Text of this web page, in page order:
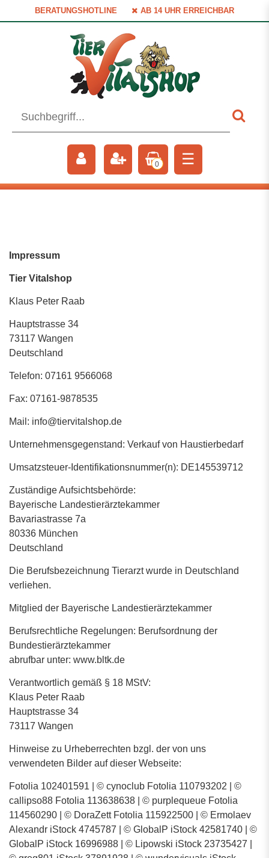
BERATUNGSHOTLINE AB 14 UHR ERREICHBAR
0 ☰
Impressum
Tier Vitalshop
Klaus Peter Raab
Hauptstrasse 34
73117 Wangen
Deutschland
Telefon: 07161 9566068
Fax: 07161-9878535
Mail: info@tiervitalshop.de
Unternehmensgegenstand: Verkauf von Haustierbedarf
Umsatzsteuer-Identifikationsnummer(n): DE145539712
Zuständige Aufsichtsbehörde:
Bayerische Landestierärztekammer
Bavariastrasse 7a
80336 München
Deutschland
Die Berufsbezeichnung Tierarzt wurde in Deutschland
verliehen.
Mitglied der Bayerische Landestierärztekammer
Berufsrechtliche Regelungen: Berufsordnung der
Bundestierärztekammer
abrufbar unter: www.bltk.de
Verantwortlich gemäß § 18 MStV:
Klaus Peter Raab
Hauptstrasse 34
73117 Wangen
Hinweise zu Urheberrechten bzgl. der von uns
verwendeten Bilder auf dieser Webseite:
Fotolia 102401591 | © cynoclub Fotolia 110793202 | ©
callipso88 Fotolia 113638638 | © purplequeue Fotolia
114560290 | © DoraZett Fotolia 115922500 | © Ermolaev
Alexandr iStock 4745787 | © GlobalP iStock 42581740 | ©
GlobalP iStock 16996988 | © Lipowski iStock 23735427 |